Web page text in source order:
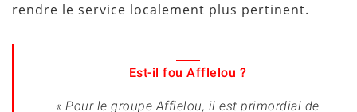
rendre le service localement plus pertinent.
Est-il fou Afflelou ?
« Pour le groupe Afflelou, il est primordial de